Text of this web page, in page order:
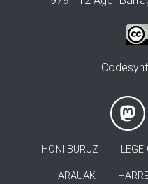
HONI BURUZ LEGE
ARAUAK